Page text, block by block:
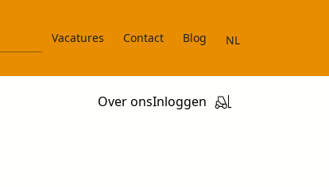
Vacatures Contact Blog NL
Over onsInloggen